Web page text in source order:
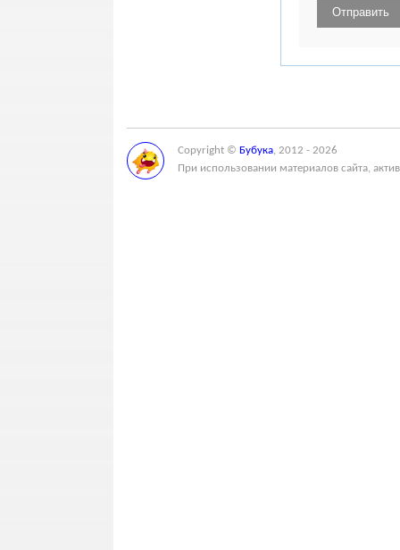
Copyright © Бубука, 2012 - 2026
При использовании материалов сайта,